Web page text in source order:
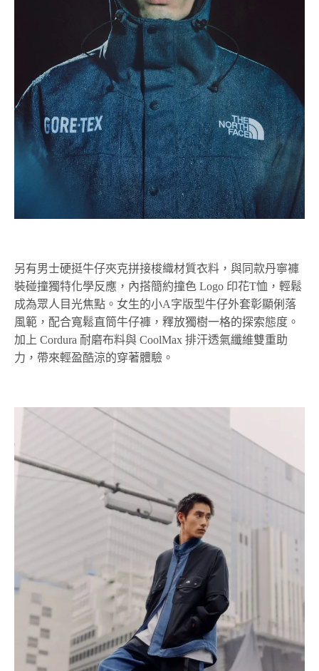
另有男士硬挺牛仔夾克拼接梭織材質衣料，與同款丹寧褲
裝碰撞獨特化學反應，內搭簡約撞色 Logo 印花T恤，輕鬆
成為眾人目光焦點。女生的小A字版型牛仔外套彰顯俐落
風範，配合寬鬆直筒牛仔褲，釋放獨樹一格的探索態度。
加上 Cordura 耐磨布料與 CoolMax 排汗透氣纖維雙重助
力，帶來輕盈酷涼的穿著體驗。